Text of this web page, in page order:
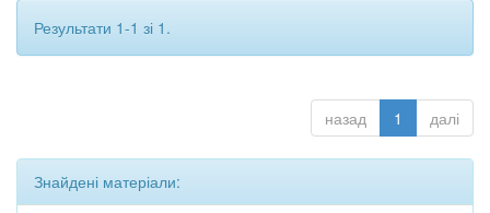
Результати 1-1 зі 1.
назад 1 далі
Знайдені матеріали: